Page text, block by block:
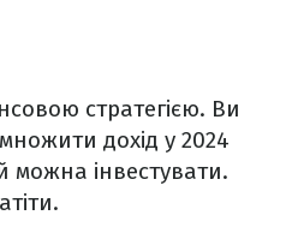
стратегією. Ви
дохід у 2024
можна інвестувати.